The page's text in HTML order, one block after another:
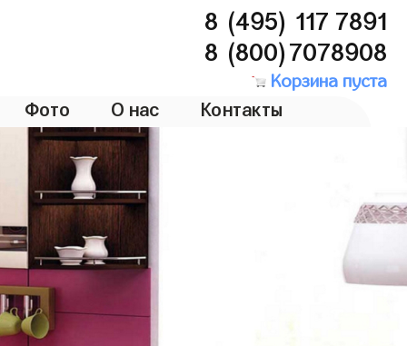
8 (495) 117 7891
8 (800)7078908
Корзина пуста
Фото
О нас Контакты